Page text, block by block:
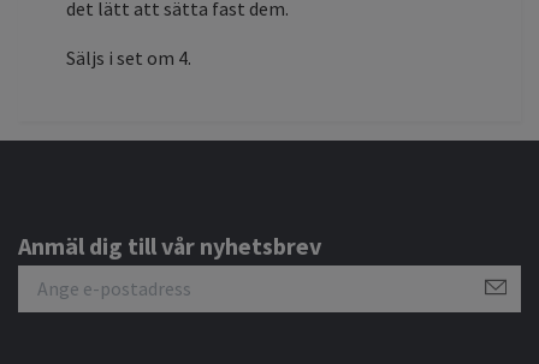
det lätt att sätta fast dem.
Säljs i set om 4.
Anmäl dig till vår nyhetsbrev